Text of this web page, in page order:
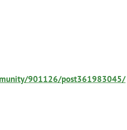
901126/post361983045/